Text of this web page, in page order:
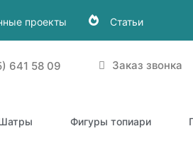
проекты Статьи
641 58 09 Заказ звонка
Фигуры топиари